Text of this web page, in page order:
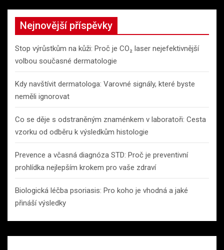
Nejnovější příspěvky
Stop výrůstkům na kůži: Proč je CO₂ laser nejefektivnější
volbou současné dermatologie
Kdy navštívit dermatologa: Varovné signály, které byste
neměli ignorovat
Co se děje s odstraněným znaménkem v laboratoři: Cesta
vzorku od odběru k výsledkům histologie
Prevence a včasná diagnóza STD: Proč je preventivní
prohlídka nejlepším krokem pro vaše zdraví
Biologická léčba psoriasis: Pro koho je vhodná a jaké
přináší výsledky